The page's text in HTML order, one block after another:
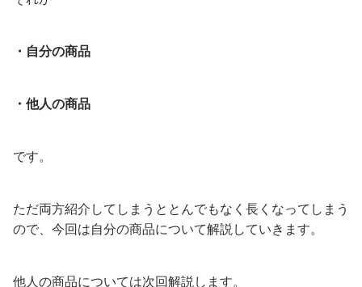
・自分の商品
・他人の商品
です。
ただ両方紹介してしまうととんでもなく長くなってしまう
ので、今回は自分の商品について解説していきます。
他人の商品については次回解説します。